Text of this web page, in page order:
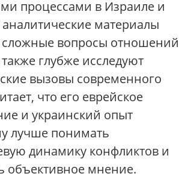
процессами в Израиле и
материалы
сложные вопросы отношений
глубже исследуют
вызовы современного
что его еврейское
и украинский опыт
лучше понимать
динамику конфликтов и
объективное мнение.